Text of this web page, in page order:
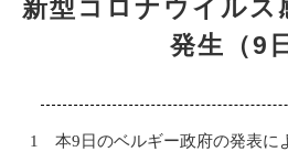
新型コロナウイルス
発生（9
1 本9日のベルギー政府の発表に